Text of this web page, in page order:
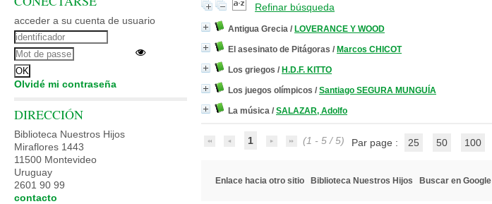
Refinar búsqueda
Antigua Grecia / LOVERANCE Y WOOD
El asesinato de Pitágoras / Marcos CHICOT
Los griegos / H.D.F. KITTO
Los juegos olímpicos / Santiago SEGURA MUNGUÍA
La música / SALAZAR, Adolfo
1 (1 - 5 / 5) Par page : 25 50 100
Enlace hacia otro sitio Biblioteca Nuestros Hijos Buscar en Google
acceder a su cuenta de usuario
Olvidé mi contraseña
DIRECCIÓN
Biblioteca Nuestros Hijos
Miraflores 1443
11500 Montevideo
Uruguay
2601 90 99
contacto